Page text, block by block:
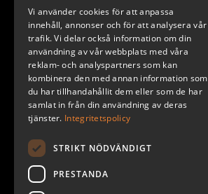
E-POST
webshop@probike.se
Ångra mitt köp
Vi använder cookies för att anpassa
innehåll, annonser och för att analysera vår
trafik. Vi delar också information om din
användning av vår webbplats med våra
reklam- och analyspartners som kan
kombinera den med annan information som
du har tillhandahållit dem eller som de har
samlat in från din användning av deras
tjänster. Integritetspolicy
STRIKT NÖDVÄNDIGT
PRESTANDA